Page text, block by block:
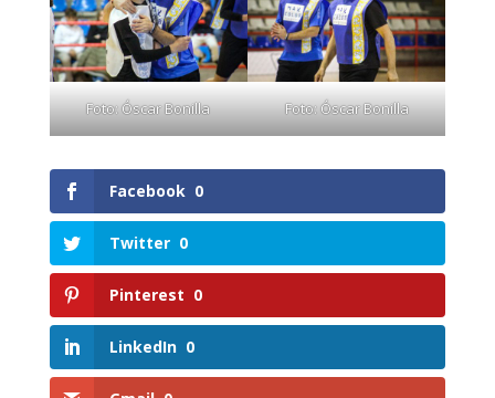
Foto: Óscar Bonilla Foto: Óscar Bonilla
Facebook 0
Twitter 0
Pinterest 0
LinkedIn 0